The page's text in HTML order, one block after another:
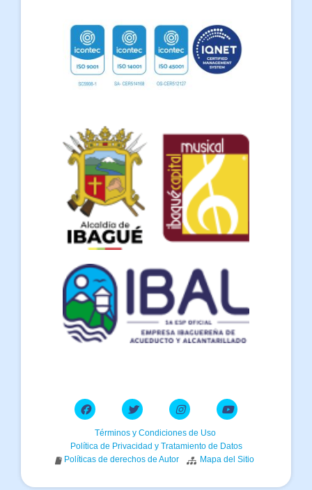
Términos y Condiciones de Uso
Política de Privacidad y Tratamiento de Datos
Políticas de derechos de Autor
Mapa del Sitio